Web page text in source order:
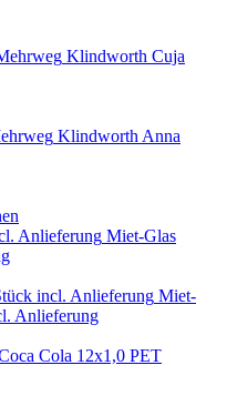
Klindworth Cuja
Klindworth Anna
Miet-Glas
Miet-
Anlieferung
Cola 12x1,0 PET